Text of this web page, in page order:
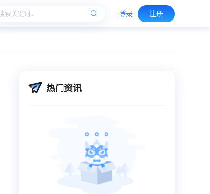
登录 注册
热门资讯